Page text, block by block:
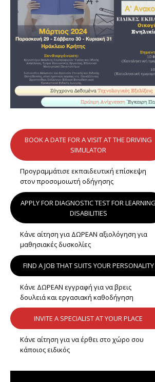
BOOK A DATE FOR A VISIT AT THE DRIVING
SIMULATOR
Προγραμμάτισε εκπαιδευτική επίσκεψη
στον προσομοιωτή οδήγησης
APPLY FOR DIAGNOSTIC TEST FOR LEARNING
DISABILITIES
Κάνε αίτηση για ΔΩΡΕΑΝ αξιολόγηση για
μαθησιακές δυσκολίες
FIND A JOB THAT SUITS YOUR PERSONALITY
Κάνε ΔΩΡΕΑΝ εγγραφή για να βρεις
δουλειά και εργασιακή καθοδήγηση
INVITE A SPECIALIST AT YOUR PLACE
Κάνε αίτηση για να έρθει στο χώρο σου
κάποιος ειδικός